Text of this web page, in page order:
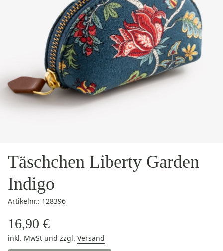
Täschchen Liberty Garden
Indigo
Artikelnr.: 128396
16,90 €
inkl. MwSt und zzgl. Versand